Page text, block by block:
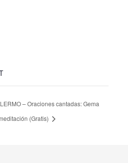
– Oraciones cantadas: Gema
(Gratis)